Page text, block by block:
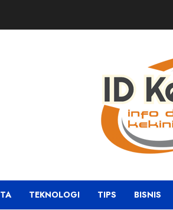
TEKNOLOGI TIPS BISNIS